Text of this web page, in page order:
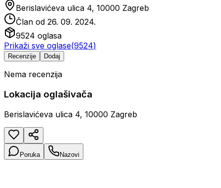
Berislavićeva ulica 4, 10000 Zagreb
Član od 26. 09. 2024.
9524 oglasa
Prikaži sve oglase(9524)
Recenzije Dodaj
Nema recenzija
Lokacija oglašivača
Berislavićeva ulica 4, 10000 Zagreb
Poruka Nazovi